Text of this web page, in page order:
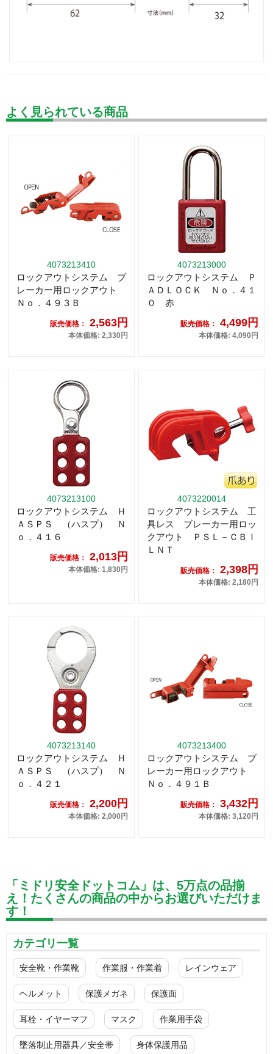
よく見られている商品
4073213410
ロックアウトシステム ブ
レーカー用ロックアウト
Ｎｏ．４９３Ｂ
販売価格： 2,563円
本体価格: 2,330円
4073213000
ロックアウトシステム Ｐ
ＡＤＬＯＣＫ Ｎｏ．４１
０ 赤
販売価格： 4,499円
本体価格: 4,090円
4073213100
ロックアウトシステム Ｈ
ＡＳＰＳ （ハスプ） Ｎ
ｏ．４１６
販売価格： 2,013円
本体価格: 1,830円
4073220014
ロックアウトシステム 工
具レス ブレーカー用ロッ
クアウト ＰＳＬ－ＣＢＩ
ＬＮＴ
販売価格： 2,398円
本体価格: 2,180円
4073213140
ロックアウトシステム Ｈ
ＡＳＰＳ （ハスプ） Ｎ
ｏ．４２１
販売価格： 2,200円
本体価格: 2,000円
4073213400
ロックアウトシステム ブ
レーカー用ロックアウト
Ｎｏ．４９１Ｂ
販売価格： 3,432円
本体価格: 3,120円
「ミドリ安全ドットコム」は、5万点の品揃
え！たくさんの商品の中からお選びいただけま
す！
カテゴリ一覧
安全靴・作業靴 作業服・作業着 レインウェア
ヘルメット 保護メガネ 保護面
耳栓・イヤーマフ マスク 作業用手袋
墜落制止用器具／安全帯 身体保護用品